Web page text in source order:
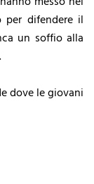
per difendere il
un soffio alla
dove le giovani